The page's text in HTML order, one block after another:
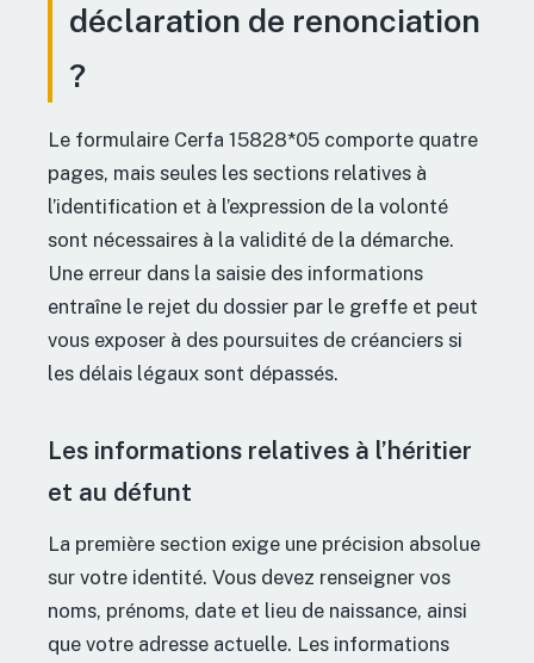
déclaration de renonciation
?
Le formulaire Cerfa 15828*05 comporte quatre
pages, mais seules les sections relatives à
l’identification et à l’expression de la volonté
sont nécessaires à la validité de la démarche.
Une erreur dans la saisie des informations
entraîne le rejet du dossier par le greffe et peut
vous exposer à des poursuites de créanciers si
les délais légaux sont dépassés.
Les informations relatives à l’héritier
et au défunt
La première section exige une précision absolue
sur votre identité. Vous devez renseigner vos
noms, prénoms, date et lieu de naissance, ainsi
que votre adresse actuelle. Les informations